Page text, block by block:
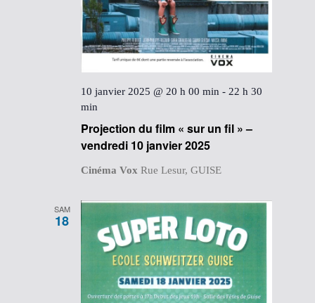
Projection du film « sur un fil » –
vendredi 10 janvier 2025
10 janvier 2025 @ 20 h 00 min - 22 h 30
min
Cinéma VoxRue Lesur, GUISE
SAM
18